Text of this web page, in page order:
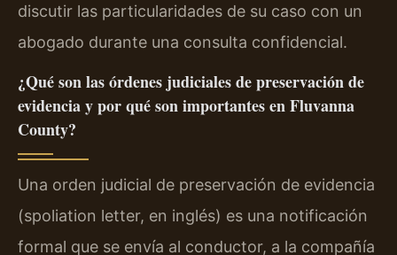
discutir las particularidades de su caso con un
abogado durante una consulta confidencial.
¿Qué son las órdenes judiciales de preservación de
evidencia y por qué son importantes en Fluvanna
County?
Una orden judicial de preservación de evidencia
(spoliation letter, en inglés) es una notificación
formal que se envía al conductor, a la compañía